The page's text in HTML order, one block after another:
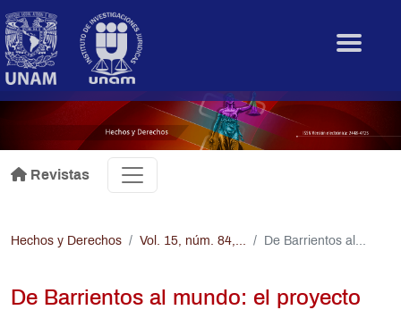
.
Revistas
Hechos y Derechos Vol. 15, núm. 84,... De Barrientos al...
De Barrientos al mundo: el proyecto